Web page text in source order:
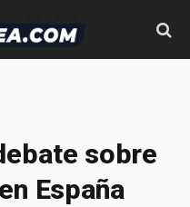
sobre
España